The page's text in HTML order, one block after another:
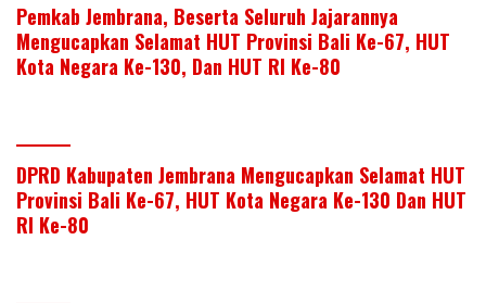
Pemkab Jembrana, Beserta Seluruh Jajarannya
Mengucapkan Selamat HUT Provinsi Bali Ke-67, HUT
Kota Negara Ke-130, Dan HUT RI Ke-80
DPRD Kabupaten Jembrana Mengucapkan Selamat HUT
Provinsi Bali Ke-67, HUT Kota Negara Ke-130 Dan HUT
RI Ke-80